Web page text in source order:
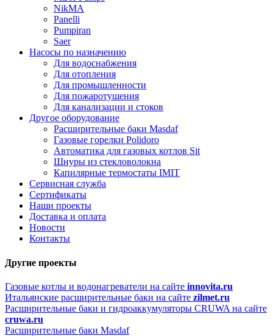
NikMA
Panelli
Pumpiran
Saer
Насосы по назначению
Для водоснабжения
Для отопления
Для промышленности
Для пожаротушения
Для канализации и стоков
Другое оборудование
Расширительные баки Masdaf
Газовые горелки Polidoro
Автоматика для газовых котлов Sit
Шнуры из стекловолокна
Капилярные термостаты IMIT
Сервисная служба
Сертификаты
Наши проекты
Доставка и оплата
Новости
Контакты
Другие проекты
Газовые котлы и водонагреватели на сайте innovita.ru
Итальянские расширительные баки на сайте zilmet.ru
Расширительные баки и гидроаккумуляторы CRUWA на сайте
cruwa.ru
Расширительные баки Masdaf